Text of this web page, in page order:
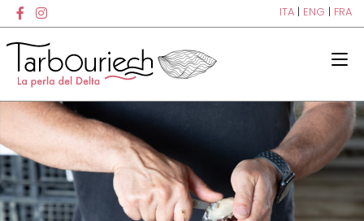
ITA | ENG | FRA